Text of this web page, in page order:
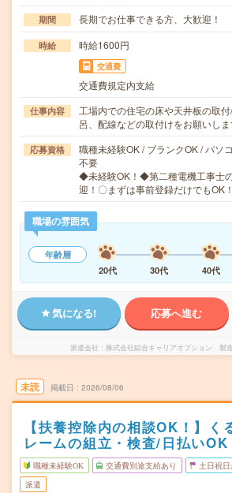
期間 長期でお仕事できる方、大歓迎！
時給 時給1600円
交通費
交通費規定内支給
仕事内容
工場内での住宅の床や天井板の取
呂、配線などの取付けをお願いし
応募資格
職種未経験OK / ブランクOK / パソ
不要
◆未経験OK！◆第二種電機工事士
迎！〇まずは事前登録だけでもOK
職場の雰囲気
年齢層
20代
30代 40代
気になる! 応募へ進む
派遣会社 株式会社綜合キャリアオプション 製造
未読 掲載日 2026/08/06
【扶養控除内の相談OK！】く
レームの組立・検査/日払いOK
職種未経験OK 交通費別途支給あり 土日祝
派遣